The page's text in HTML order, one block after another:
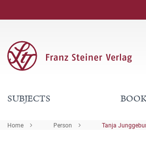
SUBJECTS
Home Person Tanja